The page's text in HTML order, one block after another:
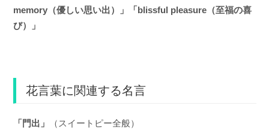
memory（優しい思い出）」「blissful pleasure（至福の喜
び）」
花言葉に関連する名言
「門出」 （スイートピー全般）